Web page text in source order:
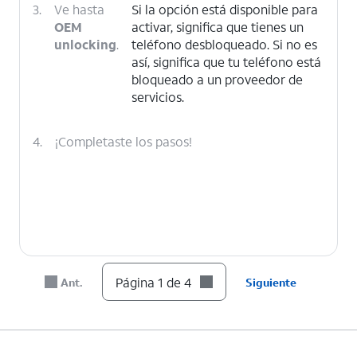
3.
Ve hasta
OEM
unlocking.
Si la opción está disponible para
activar, significa que tienes un
teléfono desbloqueado. Si no es
así, significa que tu teléfono está
bloqueado a un proveedor de
servicios.
4. ¡Completaste los pasos!
Ant. Página 1 de 4 Siguiente